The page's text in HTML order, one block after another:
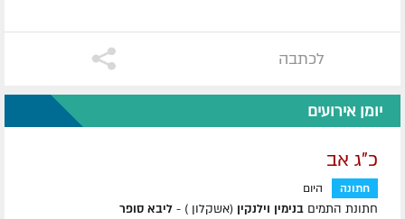
לכתבה
יומן אירועים
כ"ג אב
חתונה היום
חתונת התמים בנימין וילנקין (אשקלון ) - ליבא סופר